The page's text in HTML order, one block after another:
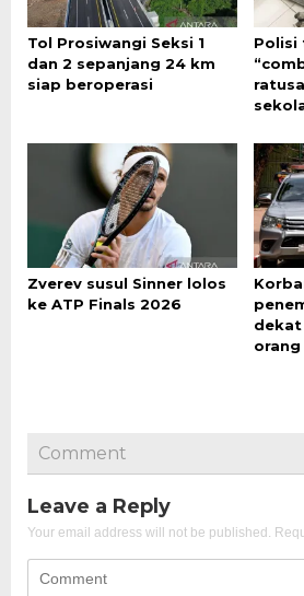
Tol Prosiwangi Seksi 1
dan 2 sepanjang 24 km
siap beroperasi
Polisi
Zverev susul Sinner lolos
ke ATP Finals 2026
dekat
orang
Comment
Leave a Reply
Your email address will not be published.